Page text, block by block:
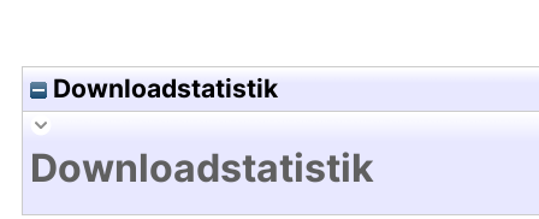
Downloadstatistik
Downloadstatistik